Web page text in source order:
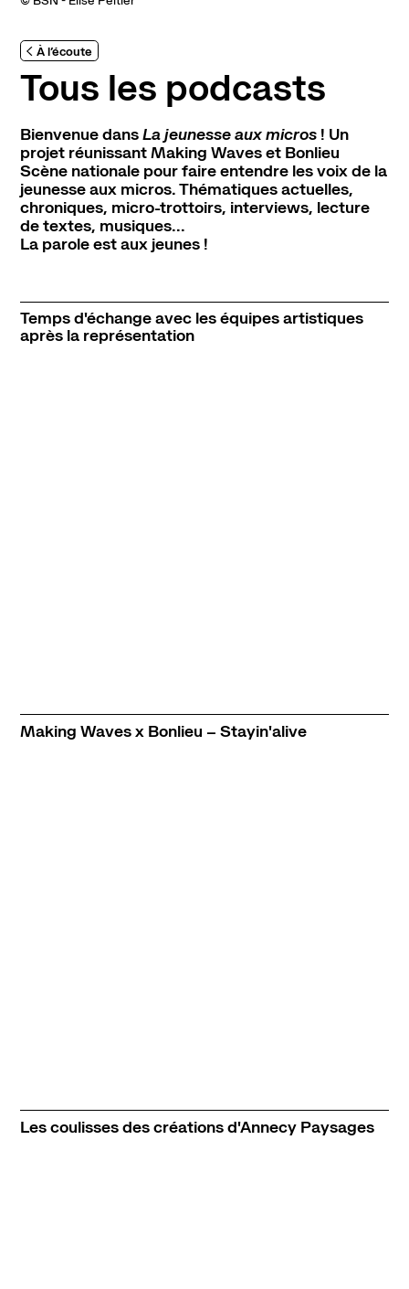
À l’écoute
Tous les podcasts
Bienvenue dansLa jeunesse aux micros! Un
projet réunissant Making Waves etBonlieu
Scène nationale pour faire entendre les voix de la
jeunesse aux micros. Thématiques actuelles,
chroniques, micro-trottoirs, interviews, lecture
de textes, musiques...
La parole est aux jeunes !
Temps d'échange avec les équipes artistiques
après la représentation
Making Waves x Bonlieu – Stayin'alive
Les coulisses des créations d'Annecy Paysages
Abonnement, achat de places et tarifs
Horaires et contacts
Accessibilité et handicap
La scène nationale
L'histoire du lieu
L’équipe
Soutiens et mécénat
Pôle de création
Créations Made in Annecy